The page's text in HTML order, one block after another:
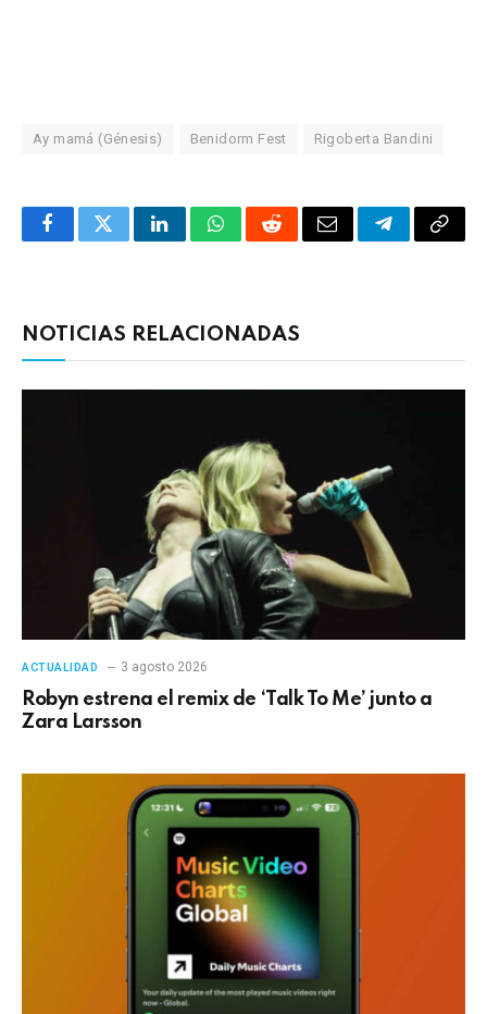
Ay mamá (Génesis) Benidorm Fest Rigoberta Bandini
FacebookTwitterLinkedInWhatsAppRedditCorreoTelegrama
NOTICIAS RELACIONADAS
ACTUALIDAD 3 agosto 2026
Robyn estrena el remix de ‘Talk To Me’ junto a
Zara Larsson